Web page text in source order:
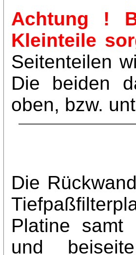
Achtung !
Kleinteile
Seitenteilen
Die beiden
oben, bzw.
Die
Platine samt
und